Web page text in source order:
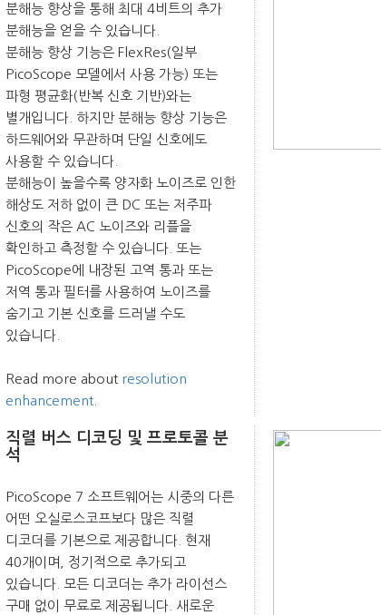
분해능 향상을 통해 최대 4비트의 추가
분해능을 얻을 수 있습니다.
분해능 향상 기능은 FlexRes(일부
PicoScope 모델에서 사용 가능) 또는
파형 평균화(반복 신호 기반)와는
별개입니다. 하지만 분해능 향상 기능은
하드웨어와 무관하며 단일 신호에도
사용할 수 있습니다.
분해능이 높을수록 양자화 노이즈로 인한
해상도 저하 없이 큰 DC 또는 저주파
신호의 작은 AC 노이즈와 리플을
확인하고 측정할 수 있습니다. 또는
PicoScope에 내장된 고역 통과 또는
저역 통과 필터를 사용하여 노이즈를
숨기고 기본 신호를 드러낼 수도
있습니다.
Read more about resolution
enhancement
직렬 버스 디코딩 및 프로토콜 분
석
PicoScope 7 소프트웨어는 시중의 다른
어떤 오실로스코프보다 많은 직렬
디코더를 기본으로 제공합니다. 현재
40개이며, 정기적으로 추가되고
있습니다. 모든 디코더는 추가 라이선스
구매 없이 무료로 제공됩니다. 새로운